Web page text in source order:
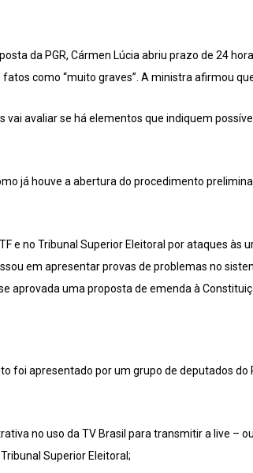
da PGR, Cármen Lúcia abriu prazo de 24
como “muito graves”. A ministra afirmou
vai avaliar se há elementos que indiquem
já houve a abertura do procedimento
e no Tribunal Superior Eleitoral por ataques às
em apresentar provas de problemas no
aprovada uma proposta de emenda à
foi apresentado por um grupo de deputados
no uso da TV Brasil para transmitir a live –
Superior Eleitoral;